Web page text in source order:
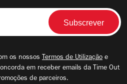
os nossos Termos de Utilização e
em receber emails da Time Out
de parceiros.